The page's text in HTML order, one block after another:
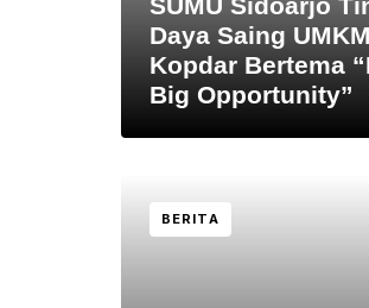
Daya Saing
Kopdar Bertema
Big Opportunity”
BERITA